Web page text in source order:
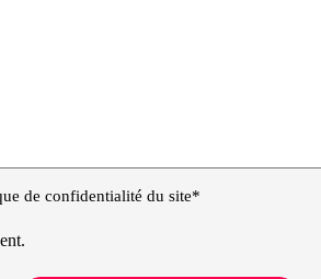
de confidentialité du site*